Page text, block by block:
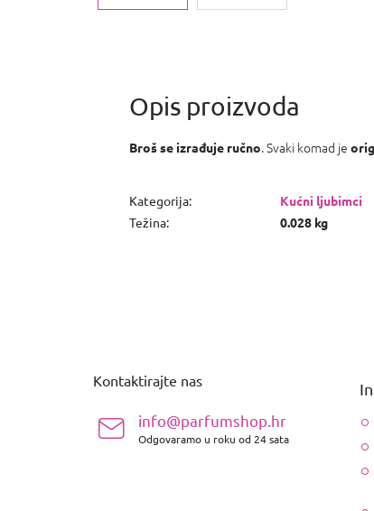
Broš se izrađuje ručno. Svaki komad je
Kategorija:
Kućni ljubimci
Težina: 0.028 kg
Kontaktirajte nas
info@parfumshop.hr
Odgovaramo u roku od 24 sata